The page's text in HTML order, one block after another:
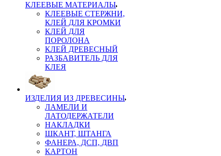
КЛЕЕВЫЕ МАТЕРИАЛЫ
КЛЕЕВЫЕ СТЕРЖНИ,
КЛЕЙ ДЛЯ КРОМКИ
КЛЕЙ ДЛЯ
ПОРОЛОНА
КЛЕЙ ДРЕВЕСНЫЙ
РАЗБАВИТЕЛЬ ДЛЯ
КЛЕЯ
ИЗДЕЛИЯ ИЗ ДРЕВЕСИНЫ
ЛАМЕЛИ И
ЛАТОДЕРЖАТЕЛИ
НАКЛАДКИ
ШКАНТ, ШТАНГА
ФАНЕРА, ДСП, ДВП
КАРТОН